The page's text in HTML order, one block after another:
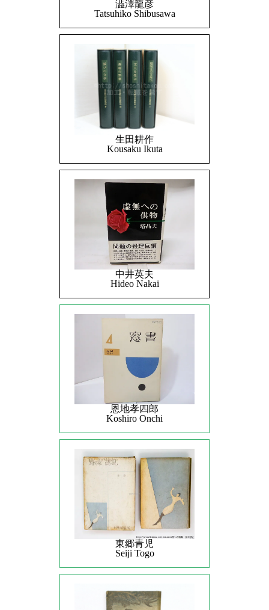
澁澤龍彦
Tatsuhiko Shibusawa
生田耕作
Kousaku Ikuta
中井英夫
Hideo Nakai
恩地孝四郎
Koshiro Onchi
東郷青児
Seiji Togo